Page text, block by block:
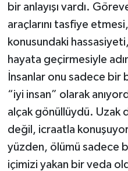
bir anlayışı vardı.
araçlarını tasfiye
konusundaki
hayata geçirmesiyle
İnsanlar onu sadece bir
“iyi insan” olarak
alçak gönüllüydü. Uzak
değil, icraatla
yüzden, ölümü sadece
içimizi yakan bir veda